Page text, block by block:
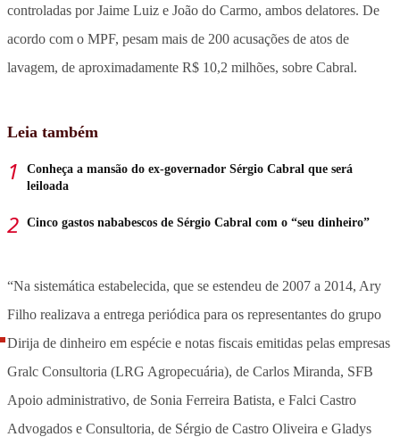
controladas por Jaime Luiz e João do Carmo, ambos delatores. De
acordo com o MPF, pesam mais de 200 acusações de atos de
lavagem, de aproximadamente R$ 10,2 milhões, sobre Cabral.
Leia também
Conheça a mansão do ex-governador Sérgio Cabral que será
leiloada
Cinco gastos nababescos de Sérgio Cabral com o “seu dinheiro”
“Na sistemática estabelecida, que se estendeu de 2007 a 2014, Ary
Filho realizava a entrega periódica para os representantes do grupo
Dirija de dinheiro em espécie e notas fiscais emitidas pelas empresas
Gralc Consultoria (LRG Agropecuária), de Carlos Miranda, SFB
Apoio administrativo, de Sonia Ferreira Batista, e Falci Castro
Advogados e Consultoria, de Sérgio de Castro Oliveira e Gladys